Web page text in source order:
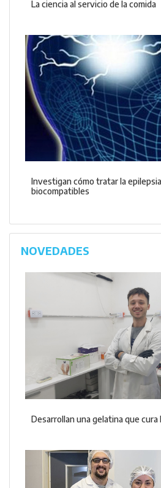
La ciencia al servicio de la comida
Investigan cómo tratar la
biocompatibles
NOVEDADES
Desarrollan una gelatina que